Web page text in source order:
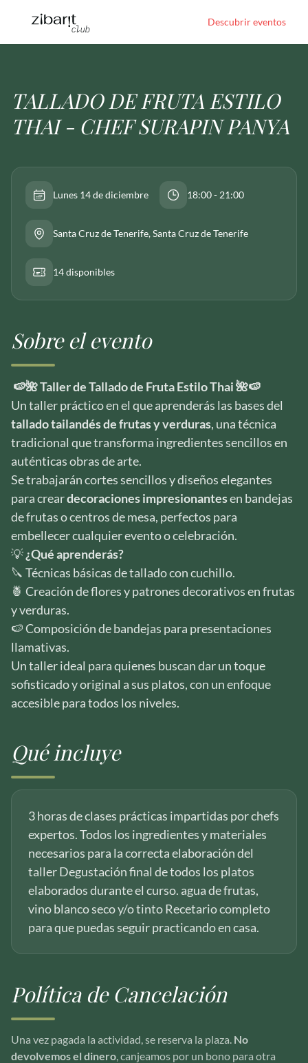
Descubrir eventos
TALLADO DE FRUTA ESTILO
THAI - CHEF SURAPIN PANYA
Lunes 14 de diciembre 18:00 - 21:00
Santa Cruz de Tenerife, Santa Cruz de Tenerife
14 disponibles
Sobre el evento
🍉🌺 Taller de Tallado de Fruta Estilo Thai 🌺🍉
Un taller práctico en el que aprenderás las bases del
tallado tailandés de frutas y verduras, una técnica
tradicional que transforma ingredientes sencillos en
auténticas obras de arte.
Se trabajarán cortes sencillos y diseños elegantes
para creardecoraciones impresionantesen bandejas
de frutas o centros de mesa, perfectos para
embellecer cualquier evento o celebración.
💡¿Qué aprenderás?
🔪 Técnicas básicas de tallado con cuchillo.
🍍 Creación de flores y patrones decorativos en frutas
y verduras.
🍉 Composición de bandejas para presentaciones
llamativas.
Un taller ideal para quienes buscan dar un toque
sofisticado y original a sus platos, con un enfoque
accesible para todos los niveles.
Qué incluye
3 horas de clases prácticas impartidas por chefs
expertos. Todos los ingredientes y materiales
necesarios para la correcta elaboración del
taller Degustación final de todos los platos
elaborados durante el curso. agua de frutas,
vino blanco seco y/o tinto Recetario completo
para que puedas seguir practicando en casa.
Política de Cancelación
Una vez pagada la actividad, se reserva la plaza. No
devolvemos el dinero, canjeamos por un bono para otra